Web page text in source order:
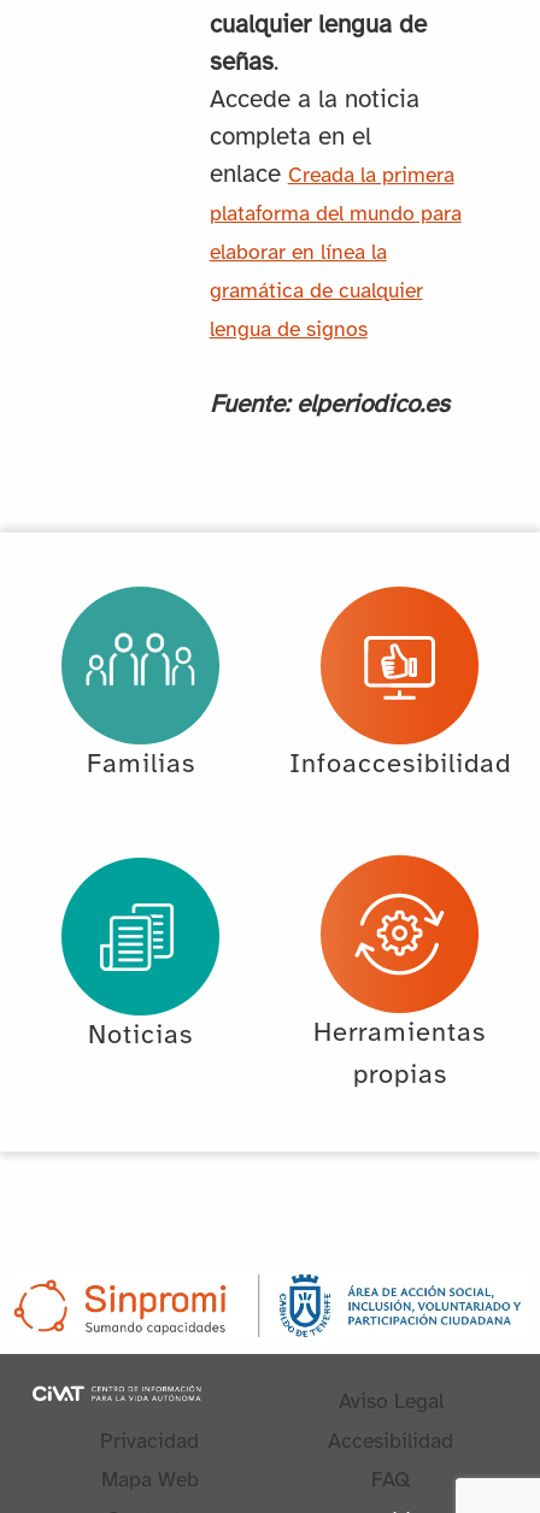
cualquier lengua de
señas.
Accede a la noticia
completa en el
enlace Creada la primera
plataforma del mundo para
elaborar en línea la
gramática de cualquier
lengua de signos
Fuente: elperiodico.es
Familias Infoaccesibilidad
Noticias
Herramientas
propias
Aviso Legal
Privacidad
Accesibilidad
Mapa Web
FAQ